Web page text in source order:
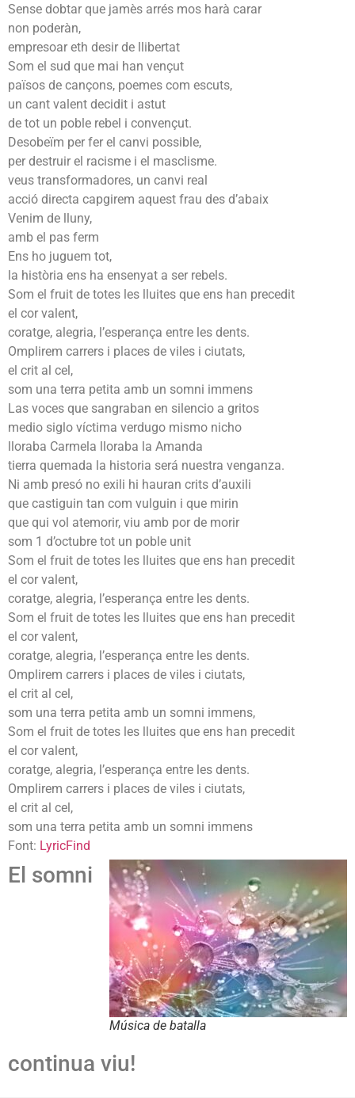
Sense dobtar que jamès arrés mos harà carar
non poderàn,
empresoar eth desir de llibertat
Som el sud que mai han vençut
països de cançons, poemes com escuts,
un cant valent decidit i astut
de tot un poble rebel i convençut.
Desobeïm per fer el canvi possible,
per destruir el racisme i el masclisme.
veus transformadores, un canvi real
acció directa capgirem aquest frau des d’abaix
Venim de lluny,
amb el pas ferm
Ens ho juguem tot,
la història ens ha ensenyat a ser rebels.
Som el fruit de totes les lluites que ens han precedit
el cor valent,
coratge, alegria, l’esperança entre les dents.
Omplirem carrers i places de viles i ciutats,
el crit al cel,
som una terra petita amb un somni immens
Las voces que sangraban en silencio a gritos
medio siglo víctima verdugo mismo nicho
lloraba Carmela lloraba la Amanda
tierra quemada la historia será nuestra venganza.
Ni amb presó no exili hi hauran crits d’auxili
que castiguin tan com vulguin i que mirin
que qui vol atemorir, viu amb por de morir
som 1 d’octubre tot un poble unit
Som el fruit de totes les lluites que ens han precedit
el cor valent,
coratge, alegria, l’esperança entre les dents.
Som el fruit de totes les lluites que ens han precedit
el cor valent,
coratge, alegria, l’esperança entre les dents.
Omplirem carrers i places de viles i ciutats,
el crit al cel,
som una terra petita amb un somni immens,
Som el fruit de totes les lluites que ens han precedit
el cor valent,
coratge, alegria, l’esperança entre les dents.
Omplirem carrers i places de viles i ciutats,
el crit al cel,
som una terra petita amb un somni immens
Font: LyricFind
Música de batalla
El somni
continua viu!